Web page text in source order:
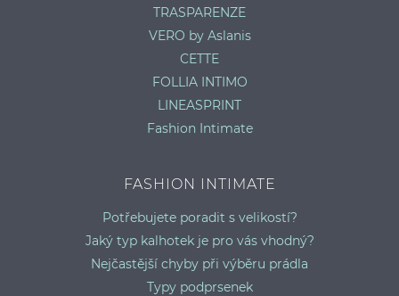
TRASPARENZE
VERO by Aslanis
CETTE
FOLLIA INTIMO
LINEASPRINT
Fashion Intimate
FASHION INTIMATE
Potřebujete poradit s velikostí?
Jaký typ kalhotek je pro vás vhodný?
Nejčastější chyby při výběru prádla
Typy podprsenek